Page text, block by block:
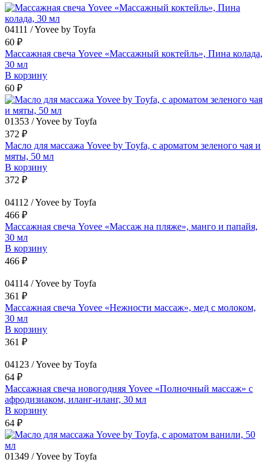
04111 / Yovee by Toyfa
60 ₽
Массажная свеча Yovee «Массажный коктейль», Пина колада,
30 мл
В корзину
60 ₽
01353 / Yovee by Toyfa
372 ₽
Масло для массажа Yovee by Toyfa, с ароматом зеленого чая и
мяты, 50 мл
В корзину
372 ₽
04112 / Yovee by Toyfa
466 ₽
Массажная свеча Yovee «Массаж на пляже», манго и папайя,
30 мл
В корзину
466 ₽
04114 / Yovee by Toyfa
361 ₽
Массажная свеча Yovee «Нежности массаж», мед с молоком,
30 мл
В корзину
361 ₽
04123 / Yovee by Toyfa
64 ₽
Массажная свеча новогодняя Yovee «Полночный массаж» с
афродизиаком, иланг-иланг, 30 мл
В корзину
64 ₽
01349 / Yovee by Toyfa